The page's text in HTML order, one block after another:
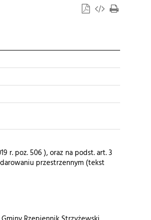
r. poz. 506 ), oraz na podst. art. 3
przestrzennym (tekst